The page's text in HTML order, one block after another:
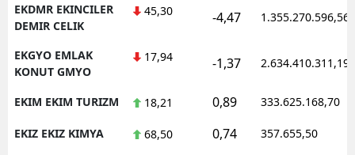
EKDMR EKINCILER
DEMIR CELIK
45,30 -4,47 1.355.270.596,56
EKGYO EMLAK
KONUT GMYO
17,94 -1,37 2.634.410.311,19
EKIM EKIM TURIZM 18,21 0,89 333.625.168,70
EKIZ EKIZ KIMYA 68,50 0,74 357.655,50